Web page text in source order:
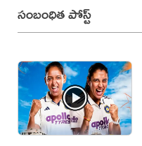
సంబంధిత పోస్ట్